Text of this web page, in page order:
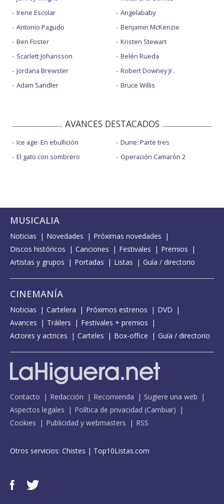
Irene Escolar
Antonio Pagudo
Ben Foster
Scarlett Johansson
Jordana Brewster
Adam Sandler
Angelababy
Benjamin McKenzie
Kristen Stewart
Belén Rueda
Robert Downey Jr.
Bruce Willis
AVANCES DESTACADOS
Ice age: En ebullición
El gato con sombrero
Dune: Parte tres
Operación Camarón 2
MUSICALIA
Noticias Novedades
Próximas novedades
Discos históricos
Canciones Festivales
Premios
Artistas y grupos
Portadas Listas Guía / directorio
CINEMANÍA
Noticias Cartelera Próximos estrenos
DVD
Avances
Tráilers
Festivales + premios
Actores y actrices
Carteles Box-office Guía / directorio
Contacto Redacción Recomienda
Sugiere una web
Aspectos legales
Política de privacidad (Cambiar)
Cookies
Publicidad y webmasters RSS
Otros servicios: Chistes | Top10Listas.com